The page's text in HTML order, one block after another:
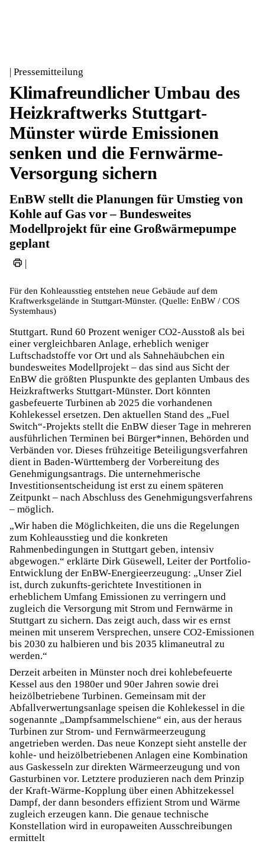
| Pressemitteilung
Klimafreundlicher Umbau des
Heizkraftwerks Stuttgart-
Münster würde Emissionen
senken und die Fernwärme-
Versorgung sichern
EnBW stellt die Planungen für Umstieg von
Kohle auf Gas vor – Bundesweites
Modellprojekt für eine Großwärmepumpe
geplant
|
Für den Kohleausstieg entstehen neue Gebäude auf dem
Kraftwerksgelände in Stuttgart-Münster. (Quelle: EnBW / COS
Systemhaus)
Stuttgart. Rund 60 Prozent weniger CO2-Ausstoß als bei
einer vergleichbaren Anlage, erheblich weniger
Luftschadstoffe vor Ort und als Sahnehäubchen ein
bundesweites Modellprojekt – das sind aus Sicht der
EnBW die größten Pluspunkte des geplanten Umbaus des
Heizkraftwerks Stuttgart-Münster. Dort könnten
gasbefeuerte Turbinen ab 2025 die vorhandenen
Kohlekessel ersetzen. Den aktuellen Stand des „Fuel
Switch“-Projekts stellt die EnBW dieser Tage in mehreren
ausführlichen Terminen bei Bürger*innen, Behörden und
Verbänden vor. Dieses frühzeitige Beteiligungsverfahren
dient in Baden-Württemberg der Vorbereitung des
Genehmigungsantrags. Die unternehmerische
Investitionsentscheidung ist erst zu einem späteren
Zeitpunkt – nach Abschluss des Genehmigungsverfahrens
– möglich.
„Wir haben die Möglichkeiten, die uns die Regelungen
zum Kohleausstieg und die konkreten
Rahmenbedingungen in Stuttgart geben, intensiv
abgewogen.“ erklärte Dirk Güsewell, Leiter der Portfolio-
Entwicklung der EnBW-Energieerzeugung: „Unser Ziel
ist, durch zukunfts-gerichtete Investitionen in
erheblichem Umfang Emissionen zu verringern und
zugleich die Versorgung mit Strom und Fernwärme in
Stuttgart zu sichern. Das zeigt auch, dass wir es ernst
meinen mit unserem Versprechen, unsere CO2-Emissionen
bis 2030 zu halbieren und bis 2035 klimaneutral zu
werden.“
Derzeit arbeiten in Münster noch drei kohlebefeuerte
Kessel aus den 1980er und 90er Jahren sowie drei
heizölbetriebene Turbinen. Gemeinsam mit der
Abfallverwertungsanlage speisen die Kohlekessel in die
sogenannte „Dampfsammelschiene“ ein, aus der heraus
Turbinen zur Strom- und Fernwärmeerzeugung
angetrieben werden. Das neue Konzept sieht anstelle der
kohle- und heizölbetriebenen Anlagen eine Kombination
aus Gaskesseln zur direkten Wärmeerzeugung und von
Gasturbinen vor. Letztere produzieren nach dem Prinzip
der Kraft-Wärme-Kopplung über einen Abhitzekessel
Dampf, der dann besonders effizient Strom und Wärme
zugleich erzeugen kann. Die genaue technische
Konstellation wird in europaweiten Ausschreibungen
ermittelt